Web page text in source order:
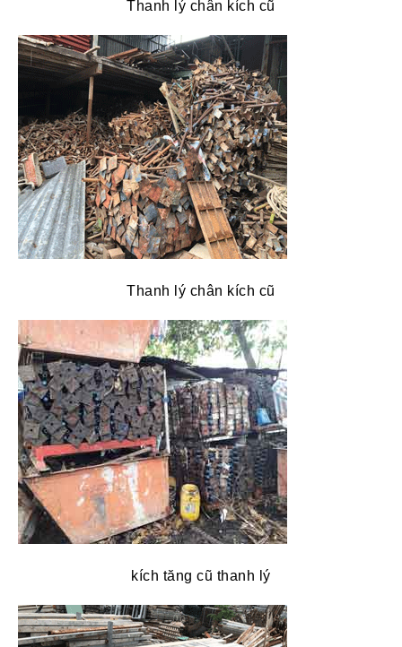
Thanh lý chân kích cũ
Thanh lý chân kích cũ
kích tăng cũ thanh lý